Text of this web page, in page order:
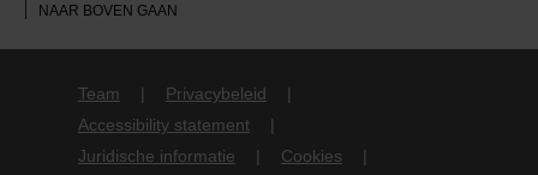
Team
Privacybeleid
Accessibility statement
Juridische informatie
Cookies
NAAR BOVEN GAAN